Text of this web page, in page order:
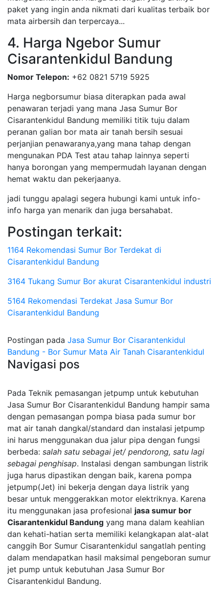
paket yang ingin anda nikmati dari kualitas terbaik bor
mata airbersih dan terpercaya...
4. Harga Ngebor Sumur
Cisarantenkidul Bandung
Nomor Telepon: +62 0821 5719 5925
Harga negborsumur biasa diterapkan pada awal
penawaran terjadi yang mana Jasa Sumur Bor
Cisarantenkidul Bandung memiliki titik tuju dalam
peranan galian bor mata air tanah bersih sesuai
perjanjian penawaranya,yang mana tahap dengan
mengunakan PDA Test atau tahap lainnya seperti
hanya borongan yang mempermudah layanan dengan
hemat waktu dan pekerjaanya.
jadi tunggu apalagi segera hubungi kami untuk info-
info harga yan menarik dan juga bersahabat.
Postingan terkait:
1164 Rekomendasi Sumur Bor Terdekat di
Cisarantenkidul Bandung
3164 Tukang Sumur Bor akurat Cisarantenkidul industri
5164 Rekomendasi Terdekat Jasa Sumur Bor
Cisarantenkidul Bandung
Postingan pada Jasa Sumur Bor Cisarantenkidul
Bandung - Bor Sumur Mata Air Tanah Cisarantenkidul
Navigasi pos
Pada Teknik pemasangan jetpump untuk kebutuhan
Jasa Sumur Bor Cisarantenkidul Bandung hampir sama
dengan pemasangan pompa biasa pada sumur bor
mat air tanah dangkal/standard dan instalasi jetpump
ini harus menggunakan dua jalur pipa dengan fungsi
berbeda: salah satu sebagai jet/ pendorong, satu lagi
sebagai penghisap. Instalasi dengan sambungan listrik
juga harus dipastikan dengan baik, karena pompa
jetpump(Jet) ini bekerja dengan daya listrik yang
besar untuk menggerakkan motor elektriknya. Karena
itu menggunakan jasa profesional jasa sumur bor
Cisarantenkidul Bandung yang mana dalam keahlian
dan kehati-hatian serta memiliki kelangkapan alat-alat
canggih Bor Sumur Cisarantenkidul sangatlah penting
dalam mendapatkan hasil maksimal pengeboran sumur
jet pump untuk kebutuhan Jasa Sumur Bor
Cisarantenkidul Bandung.